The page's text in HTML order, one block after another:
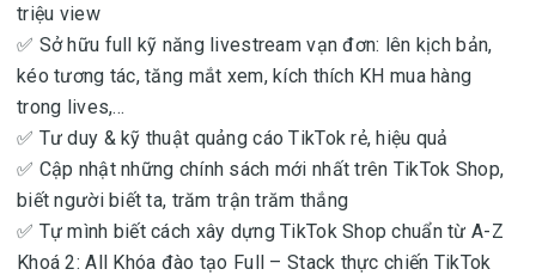
triệu view
✅ Sở hữu full kỹ năng livestream vạn đơn: lên kịch bản,
kéo tương tác, tăng mắt xem, kích thích KH mua hàng
trong lives,…
✅ Tư duy & kỹ thuật quảng cáo TikTok rẻ, hiệu quả
✅ Cập nhật những chính sách mới nhất trên TikTok Shop,
biết người biết ta, trăm trận trăm thắng
✅ Tự mình biết cách xây dựng TikTok Shop chuẩn từ A-Z
Khoá 2: All Khóa đào tạo Full – Stack thực chiến TikTok